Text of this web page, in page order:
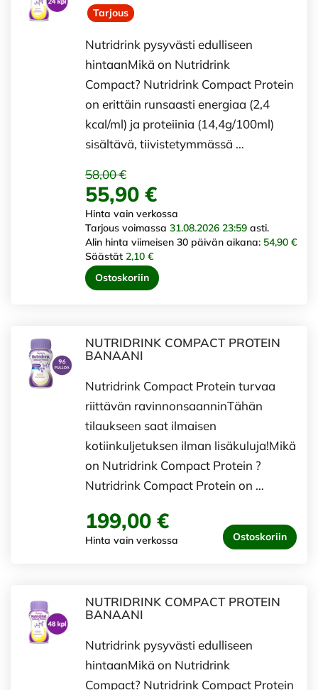
Tarjous
Nutridrink pysyvästi edulliseen
hintaanMikä on Nutridrink
Compact? Nutridrink Compact Protein
on erittäin runsaasti energiaa (2,4
kcal/ml) ja proteiinia (14,4g/100ml)
sisältävä, tiivistetymmässä …
58,00 €
55,90 €
Hinta vain verkossa
Tarjous voimassa 31.08.2026 23:59 asti.
Alin hinta viimeisen 30 päivän aikana: 54,90 €
Säästät 2,10 €
Ostoskoriin
NUTRIDRINK COMPACT PROTEIN
BANAANI
Nutridrink Compact Protein turvaa
riittävän ravinnonsaanninTähän
tilaukseen saat ilmaisen
kotiinkuljetuksen ilman lisäkuluja!Mikä
on Nutridrink Compact Protein ?
Nutridrink Compact Protein on …
199,00 €
Hinta vain verkossa Ostoskoriin
NUTRIDRINK COMPACT PROTEIN
BANAANI
Nutridrink pysyvästi edulliseen
hintaanMikä on Nutridrink
Compact? Nutridrink Compact Protein